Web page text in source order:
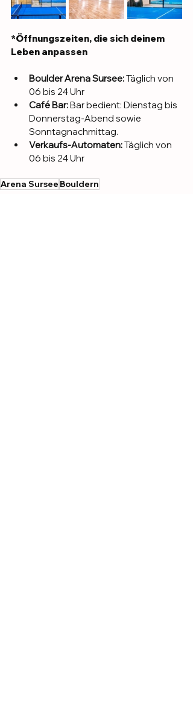
*Öffnungszeiten, die sich deinem
Leben anpassen
Boulder Arena Sursee: Täglich von
06 bis 24 Uhr
Café Bar: Bar bedient: Dienstag bis
Donnerstag-Abend sowie
Sonntagnachmittag.
Verkaufs-Automaten: Täglich von
06 bis 24 Uhr
Arena Sursee Bouldern